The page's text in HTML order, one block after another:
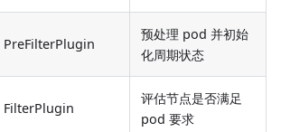
PreFilterPlugin
预处理 pod 并初始
化周期状态
FilterPlugin
评估节点是否满足
pod 要求